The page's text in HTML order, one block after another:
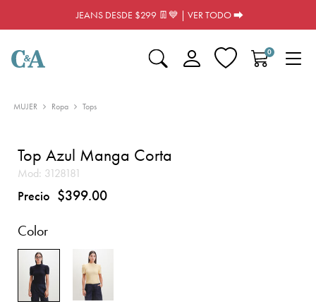
JEANS DESDE $299 👖💙 | VER TODO ⮕
0
MUJER Ropa Tops
Top Azul Manga Corta
Mod: 3128181
Precio $399.00
Color